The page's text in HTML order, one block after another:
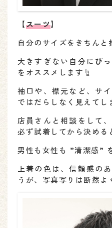
【スーツ】
自分のサイズをきちんと
大きすぎない自分に ぴ
をオススメします☝
袖口や、襟元など、サ
ではだらしなく見えてし
店員さんと相談をして
必ず試着してから決める
男性も女性も ”清潔感”
上着の色は、信頼感の
うが、写真写りは断然よ